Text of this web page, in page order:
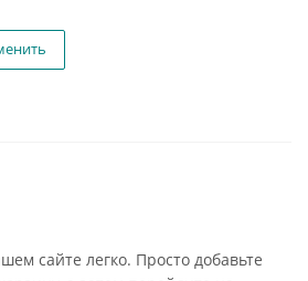
сайте легко. Просто добавьте